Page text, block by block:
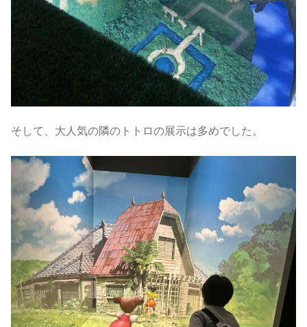
そして、大人気の隣のトトロの展示は多めでした。